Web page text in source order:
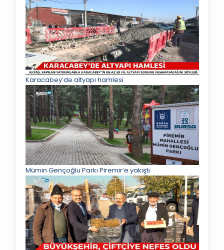
Karacabey’de altyapı hamlesi
Mümin Gençoğlu Parkı Piremir’e yakıştı